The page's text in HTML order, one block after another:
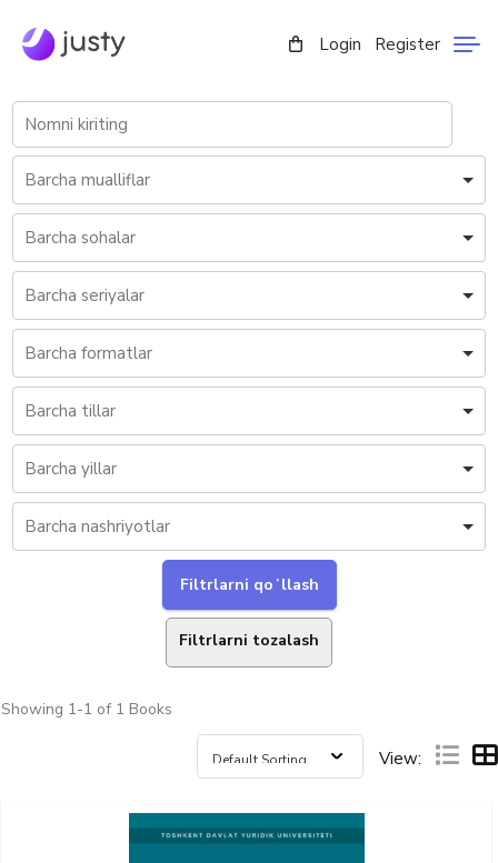
Login Register
Filtrlarni tozalash
Showing 1-1 of 1 Books
View: